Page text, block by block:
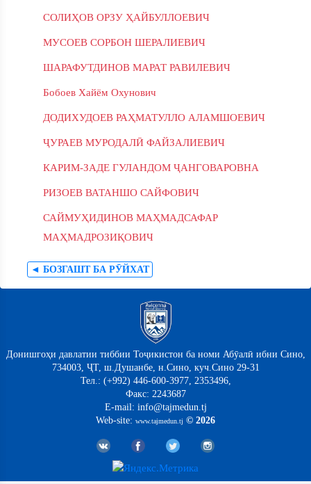
СОЛИҲОВ ОРЗУ ҲАЙБУЛЛОЕВИЧ
МУСОЕВ СОРБОН ШЕРАЛИЕВИЧ
ШАРАФУТДИНОВ МАРАТ РАВИЛЕВИЧ
Бобоев Хайём Охунович
ДОДИХУДОЕВ РАҲМАТУЛЛО АЛАМШОЕВИЧ
ҶУРАЕВ МУРОДАЛӢ ФАЙЗАЛИЕВИЧ
КАРИМ-ЗАДЕ ГУЛАНДОМ ҶАНГОВАРОВНА
РИЗОЕВ ВАТАНШО САЙФОВИЧ
САЙМУҲИДИНОВ МАҲМАДСАФАР
МАҲМАДРОЗИҚОВИЧ
◄ БОЗГАШТ БА РӮЙХАТ
Донишгоҳи давлатии тиббии Тоҷикистон ба номи Абӯалӣ ибни Сино,
734003, ҶТ, ш.Душанбе, н.Сино, куч.Сино 29-31
Тел.: (+992) 446-600-3977, 2353496,
Факс: 2243687
E-mail: info@tajmedun.tj
Web-site: www.tajmedun.tj © 2026